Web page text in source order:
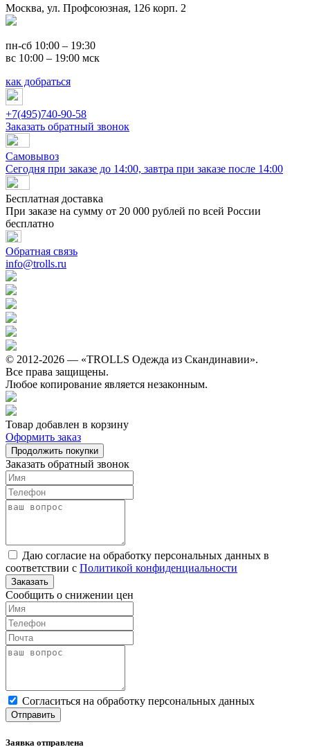
Москва, ул. Профсоюзная, 126 корп. 2
пн-сб 10:00 – 19:30
вс 10:00 – 19:00 мск
как добраться
+7(495)740-90-58
Заказать обратный звонок
Самовывоз
Сегодня при заказе до 14:00, завтра при заказе после 14:00
Бесплатная доставка
При заказе на сумму от 20 000 рублей по всей России
бесплатно
Обратная связь
info@trolls.ru
© 2012-2026 — «TROLLS Одежда из Скандинавии».
Все права защищены.
Любое копирование является незаконным.
Товар добавлен в корзину
Оформить заказ
Продолжить покупки
Заказать обратный звонок
Даю согласие на обработку персональных данных в
соответствии с Политикой конфиденциальности
Заказать
Сообщить о снижении цен
Cогласиться на обработку персональных данных
Отправить
Заявка отправлена